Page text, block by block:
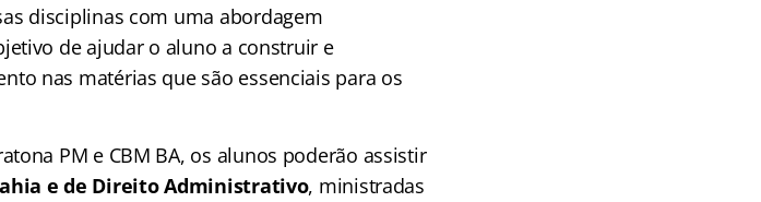
disciplinas com uma abordagem
de ajudar o aluno a construir e
nas matérias que são essenciais para os
PM e CBM BA, os alunos poderão assistir
e de Direito Administrativo, ministradas